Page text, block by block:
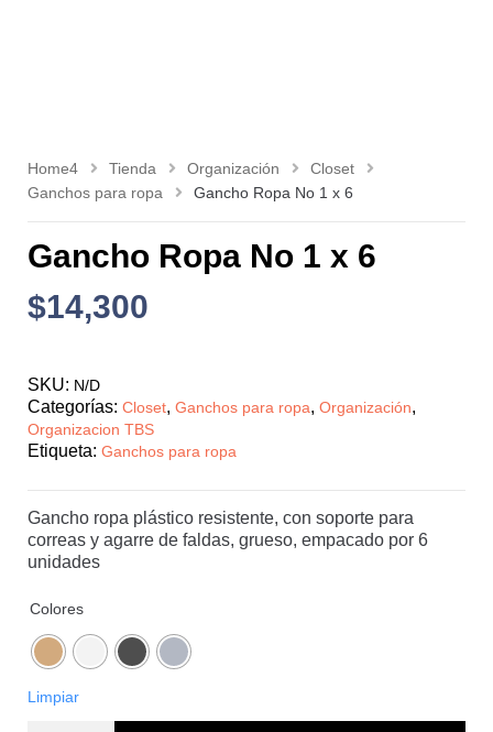
Home4 Tienda Organización
Closet
Ganchos para ropa
Gancho Ropa No 1 x 6
Gancho Ropa No 1 x 6
$14,300
SKU: N/D
Categorías: Closet, Ganchos para ropa, Organización,
Organizacion TBS
Etiqueta: Ganchos para ropa
Gancho ropa plástico resistente, con soporte para
correas y agarre de faldas, grueso, empacado por 6
unidades
Colores
Limpiar